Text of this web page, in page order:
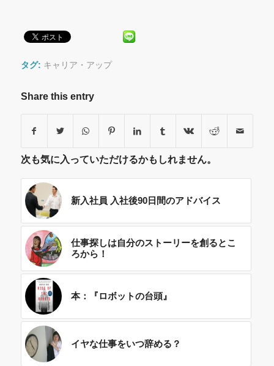
タグ: キャリア・アップ
Share this entry
次も気に入っていただけるかもしれません。
新入社員 入社後90日間のアドバイス
仕事探しは自分のストーリーを創るとこ
ろから！
本：『ロボットの台頭』
イヤな仕事をいつ辞める？